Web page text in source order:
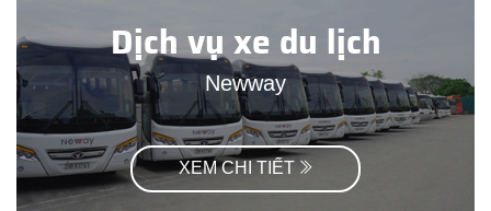
Dịch vụ xe du lịch
Newway
XEM CHI TIẾT